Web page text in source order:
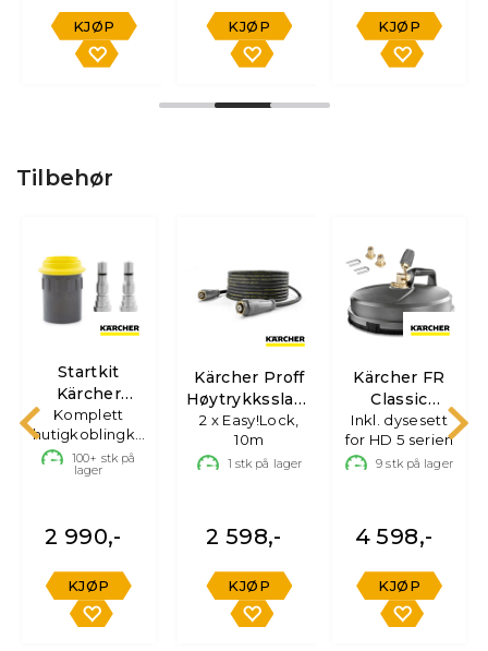
KJØP KJØP KJØP
Tilbehør
Startkit
Kärcher
EASY!Lock
Quick
Komplett
hutigkoblingkit
for Kärcher Pro
100+ stk på
lager
2 990,-
KJØP
Kärcher Proff
Høytrykksslange
10m
2 x Easy!Lock,
10m
1 stk på lager
2 598,-
KJØP
Kärcher FR
Classic
Surface
Cleaner Proff
Inkl. dysesett
for HD 5 serien
9 stk på lager
4 598,-
KJØP